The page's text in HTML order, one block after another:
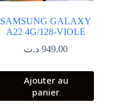
SAMSUNG GALAXY
A22 4G/128-VIOLE
949.00 د.ت
Ajouter au
panier